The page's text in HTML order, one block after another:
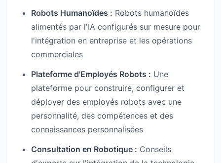
Robots Humanoïdes : Robots humanoïdes
alimentés par l'IA configurés sur mesure pour
l'intégration en entreprise et les opérations
commerciales
Plateforme d'Employés Robots : Une
plateforme pour construire, configurer et
déployer des employés robots avec une
personnalité, des compétences et des
connaissances personnalisées
Consultation en Robotique : Conseils